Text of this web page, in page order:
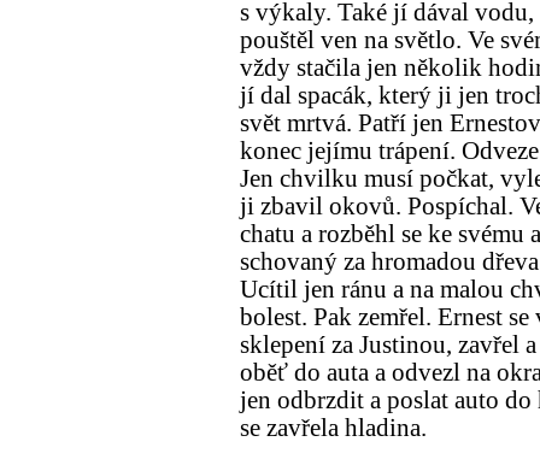
s výkaly. Také jí dával
pouštěl ven na světlo. Ve
vždy stačila jen několik
jí dal spacák, který ji jen
svět mrtvá. Patří jen
konec jejímu trápení.
Jen chvilku musí počkat,
ji zbavil okovů. Pospíchal.
chatu a rozběhl se ke svému
schovaný za hromadou
Ucítil jen ránu a na malou
bolest. Pak zemřel. Ernest
sklepení za Justinou, zavřel
oběť do auta a odvezl na
jen odbrzdit a poslat auto
se zavřela hladina.